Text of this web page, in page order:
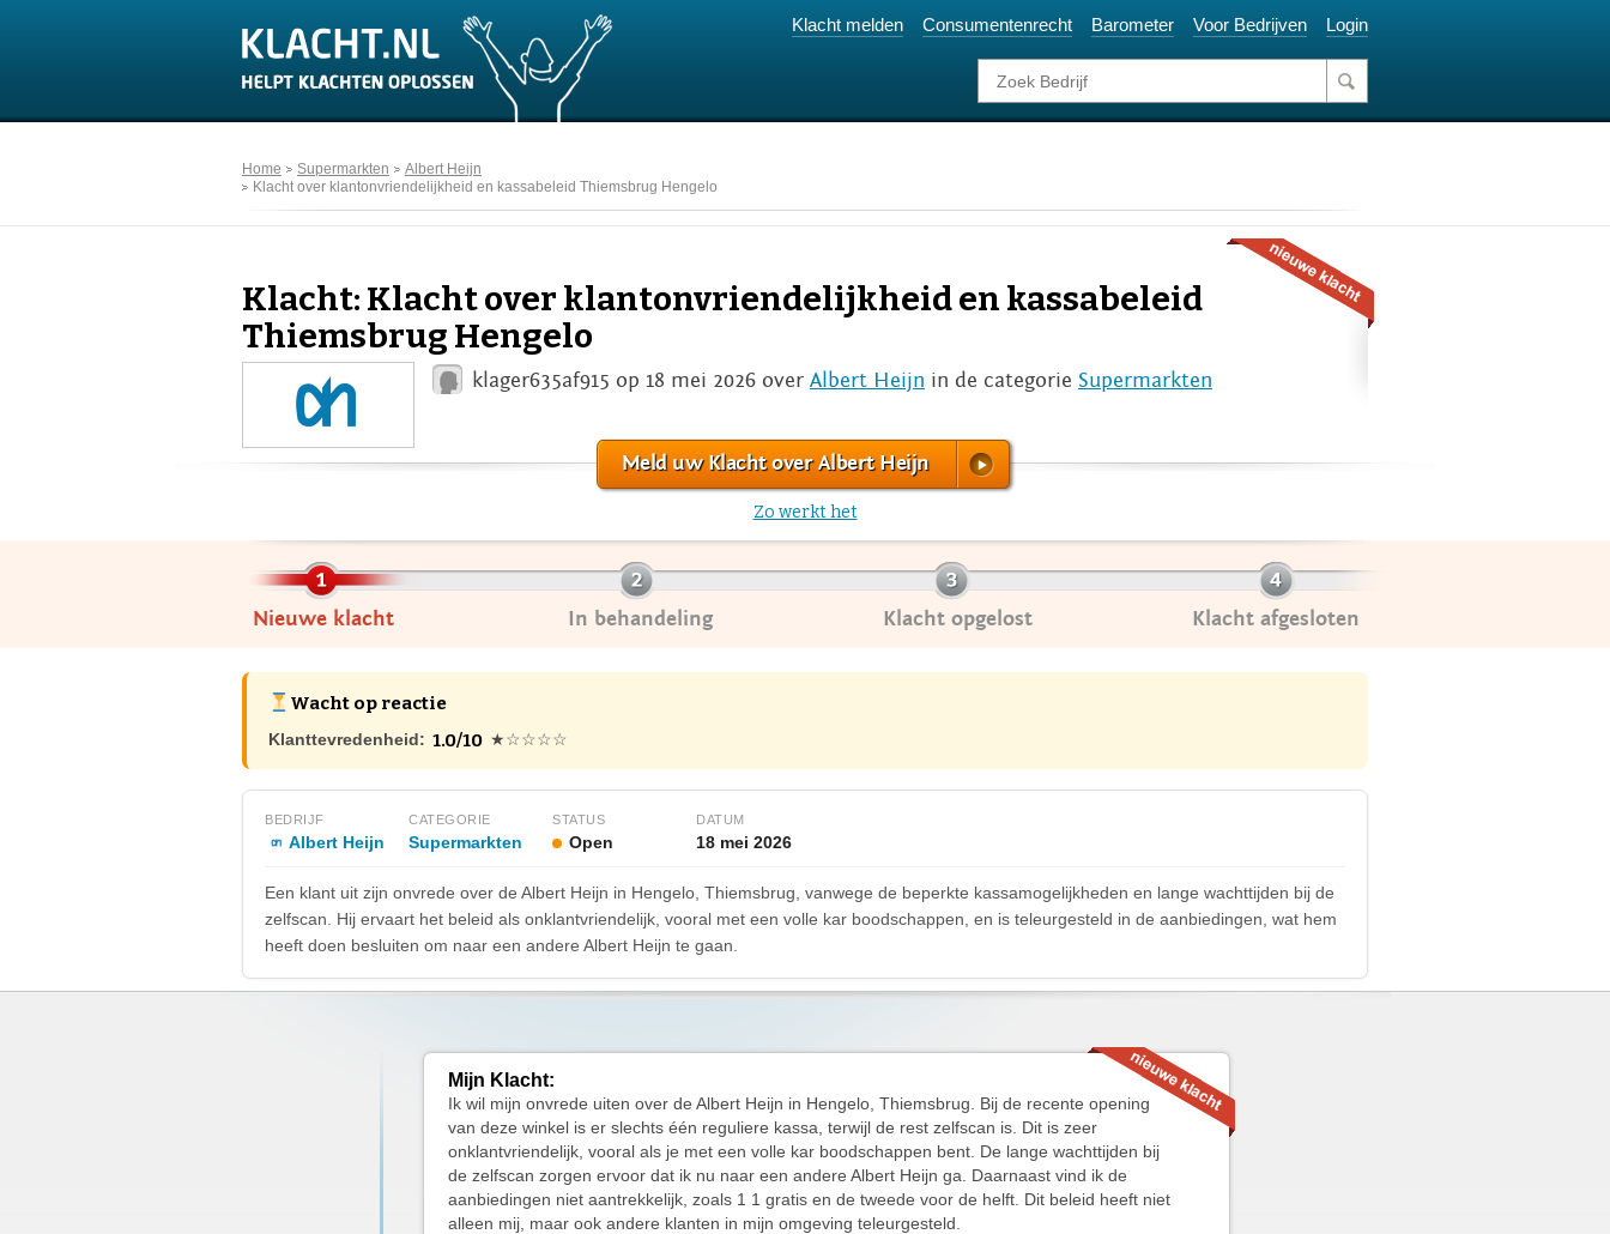
Klacht melden Consumentenrecht Barometer Voor Bedrijven Login
Home Supermarkten
Albert Heijn
Klacht over klantonvriendelijkheid en kassabeleid Thiemsbrug Hengelo
Klacht: Klacht over klantonvriendelijkheid en kassabeleid
Thiemsbrug Hengelo
klager635af915 op 18 mei 2026 over Albert Heijn in de categorie Supermarkten
Meld uw Klacht over Albert Heijn
Zo werkt het
Nieuwe klacht In behandeling Klacht opgelost Klacht afgesloten
Wacht op reactie
Klanttevredenheid: 1.0/10 ★☆☆☆☆
BEDRIJF
Albert Heijn
CATEGORIE
Supermarkten
STATUS
Open
DATUM
18 mei 2026
Een klant uit zijn onvrede over de Albert Heijn in Hengelo, Thiemsbrug, vanwege de beperkte kassamogelijkheden en lange wachttijden bij de
zelfscan. Hij ervaart het beleid als onklantvriendelijk, vooral met een volle kar boodschappen, en is teleurgesteld in de aanbiedingen, wat hem
heeft doen besluiten om naar een andere Albert Heijn te gaan.
Mijn Klacht:
Ik wil mijn onvrede uiten over de Albert Heijn in Hengelo, Thiemsbrug. Bij de recente opening
van deze winkel is er slechts één reguliere kassa, terwijl de rest zelfscan is. Dit is zeer
onklantvriendelijk, vooral als je met een volle kar boodschappen bent. De lange wachttijden bij
de zelfscan zorgen ervoor dat ik nu naar een andere Albert Heijn ga. Daarnaast vind ik de
aanbiedingen niet aantrekkelijk, zoals 1 1 gratis en de tweede voor de helft. Dit beleid heeft niet
alleen mij, maar ook andere klanten in mijn omgeving teleurgesteld.